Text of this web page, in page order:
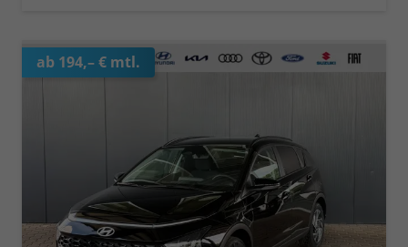
ab 194,– € mtl.